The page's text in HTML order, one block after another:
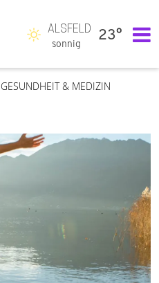
ALSFELD
sonnig
23°
GESUNDHEIT & MEDIZIN